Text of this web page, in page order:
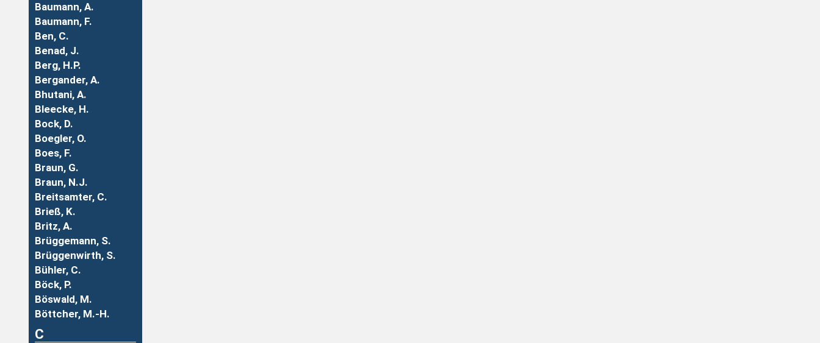
Baumann, A.
Baumann, F.
Ben, C.
Benad, J.
Berg, H.P.
Bergander, A.
Bhutani, A.
Bleecke, H.
Bock, D.
Boegler, O.
Boes, F.
Braun, G.
Braun, N.J.
Breitsamter, C.
Brieß, K.
Britz, A.
Brüggemann, S.
Brüggenwirth, S.
Bühler, C.
Böck, P.
Böswald, M.
Böttcher, M.-H.
C